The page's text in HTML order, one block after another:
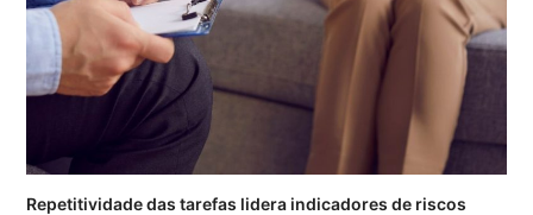
Repetitividade das tarefas lidera indicadores de riscos